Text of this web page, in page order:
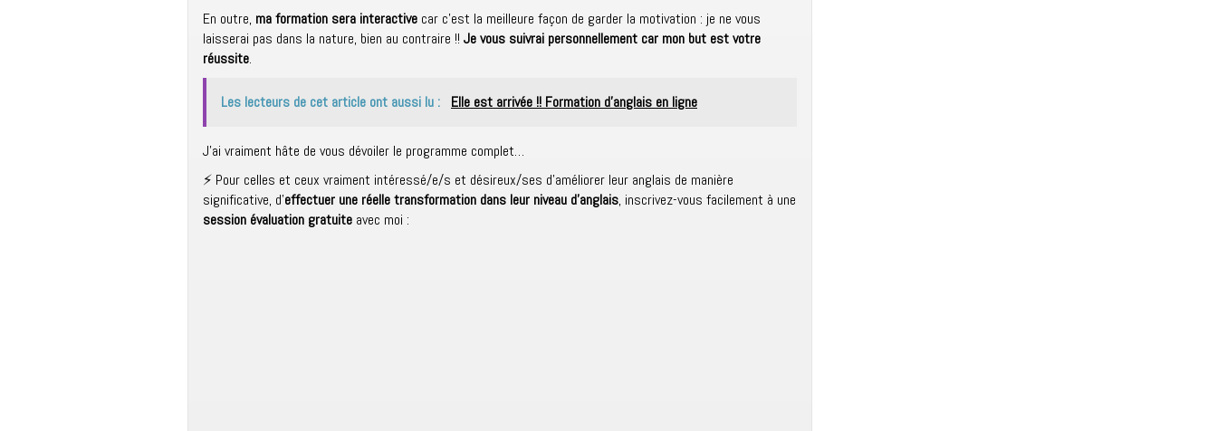
En outre, ma formation sera interactive car c’est la meilleure façon de garder la motivation : je ne vous
laisserai pas dans la nature, bien au contraire !! Je vous suivrai personnellement car mon but est votre
réussite.
Les lecteurs de cet article ont aussi lu : Elle est arrivée !! Formation d'anglais en ligne
J’ai vraiment hâte de vous dévoiler le programme complet…
⚡️ Pour celles et ceux vraiment intéressé/e/s et désireux/ses d’améliorer leur anglais de manière
significative, d’effectuer une réelle transformation dans leur niveau d’anglais, inscrivez-vous facilement à une
session évaluation gratuite avec moi :